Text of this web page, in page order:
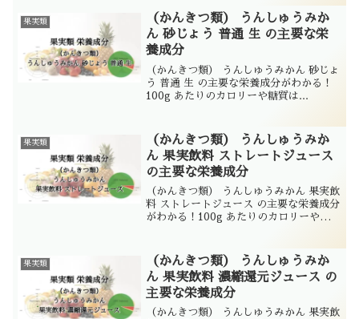
果実類
（かんきつ類） うんしゅうみか
ん 砂じょう 普通 生 の主要な栄
養成分
（かんきつ類） うんしゅうみかん 砂じょ
う 普通 生 の主要な栄養成分がわかる！
100g あたりのカロリーや糖質は...
果実類
（かんきつ類） うんしゅうみか
ん 果実飲料 ストレートジュース
の主要な栄養成分
（かんきつ類） うんしゅうみかん 果実飲
料 ストレートジュース の主要な栄養成分
がわかる！100g あたりのカロリーや糖質
果実類
（かんきつ類） うんしゅうみか
ん 果実飲料 濃縮還元ジュース の
主要な栄養成分
（かんきつ類） うんしゅうみかん 果実飲